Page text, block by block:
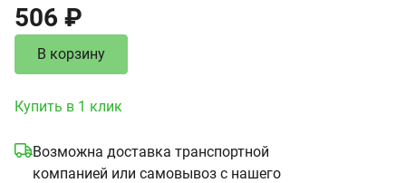
506 ₽
В корзину
Купить в 1 клик
Возможна доставка транспортной
компанией или самовывоз с нашего